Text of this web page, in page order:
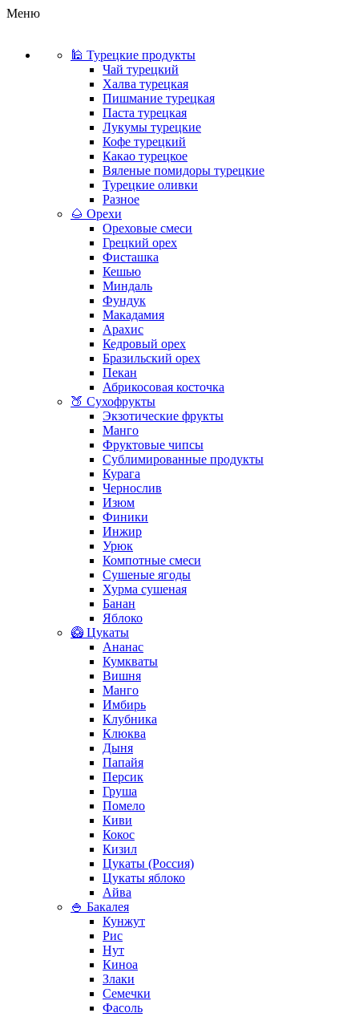
Меню
🕌 Турецкие продукты
Чай турецкий
Халва турецкая
Пишмание турецкая
Паста турецкая
Лукумы турецкие
Кофе турецкий
Какао турецкое
Вяленые помидоры турецкие
Турецкие оливки
Разное
🌰 Орехи
Ореховые смеси
Грецкий орех
Фисташка
Кешью
Миндаль
Фундук
Макадамия
Арахис
Кедровый орех
Бразильский орех
Пекан
Абрикосовая косточка
🍑 Сухофрукты
Экзотические фрукты
Манго
Фруктовые чипсы
Сублимированные продукты
Курага
Чернослив
Изюм
Финики
Инжир
Урюк
Компотные смеси
Сушеные ягоды
Хурма сушеная
Банан
Яблоко
🥝 Цукаты
Ананас
Кумкваты
Вишня
Манго
Имбирь
Клубника
Клюква
Дыня
Папайя
Персик
Груша
Помело
Киви
Кокос
Кизил
Цукаты (Россия)
Цукаты яблоко
Айва
🍚 Бакалея
Кунжут
Рис
Нут
Киноа
Злаки
Семечки
Фасоль